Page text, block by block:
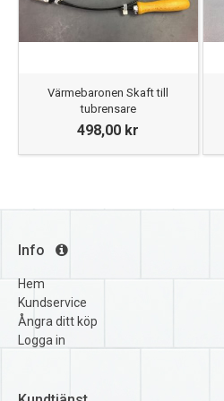
Värmebaronen Skaft till
tubrensare
498,00 kr
Info
Hem
Kundservice
Ångra ditt köp
Logga in